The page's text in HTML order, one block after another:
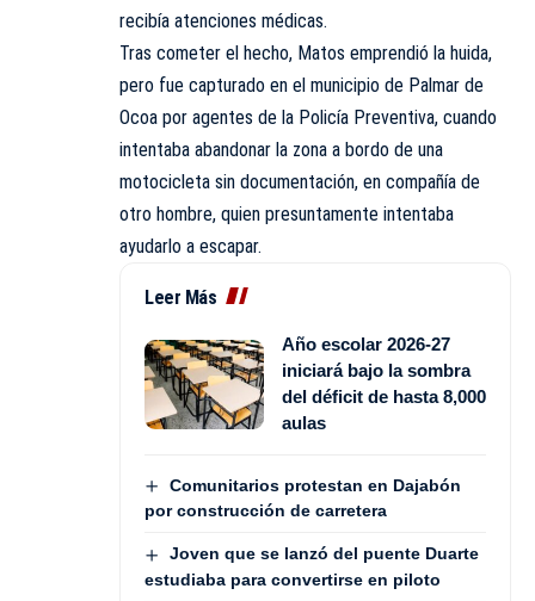
recibía atenciones médicas.
Tras cometer el hecho, Matos emprendió la huida,
pero fue capturado en el municipio de Palmar de
Ocoa por agentes de la Policía Preventiva, cuando
intentaba abandonar la zona a bordo de una
motocicleta sin documentación, en compañía de
otro hombre, quien presuntamente intentaba
ayudarlo a escapar.
Leer Más
Año escolar 2026-27
iniciará bajo la sombra
del déficit de hasta 8,000
aulas
Comunitarios protestan en Dajabón
por construcción de carretera
Joven que se lanzó del puente Duarte
estudiaba para convertirse en piloto